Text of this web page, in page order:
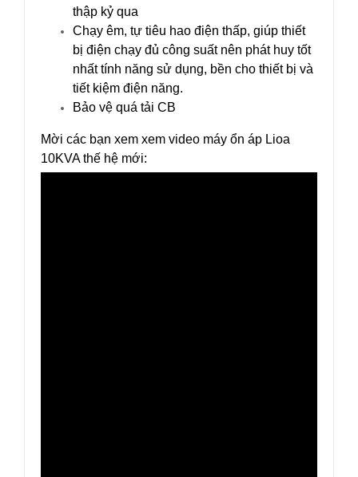
thập kỷ qua
Chạy êm, tự tiêu hao điện thấp, giúp thiết
bị điện chạy đủ công suất nên phát huy tốt
nhất tính năng sử dụng, bền cho thiết bị và
tiết kiệm điện năng.
Bảo vệ quá tải CB
Mời các bạn xem xem video máy ổn áp Lioa
10KVA thế hệ mới: